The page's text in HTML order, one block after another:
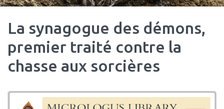
La synagogue des démons,
premier traité contre la
chasse aux sorcières